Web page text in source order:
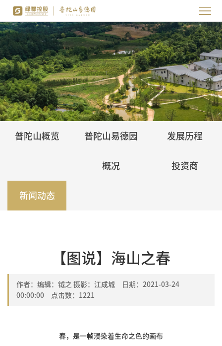
页
园
区
概
览
养
心
禅
园
归
宿
家
普陀山概览 普陀山易德园
概况
发展历程
投资商
新闻动态
【图说】海山之春
作者：编辑：钺之 摄影：江成城 日期：2021-03-24
00:00:00 点击数： 1221
春，是一帧浸染着生命之色的画布